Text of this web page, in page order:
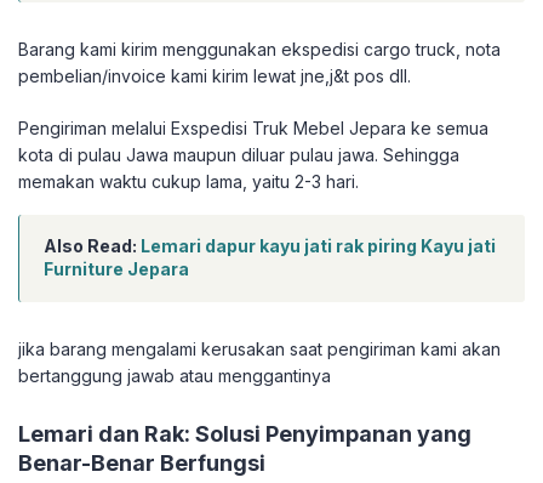
Barang kami kirim menggunakan ekspedisi cargo truck, nota
pembelian/invoice kami kirim lewat jne,j&t pos dll.
Pengiriman melalui Exspedisi Truk Mebel Jepara ke semua
kota di pulau Jawa maupun diluar pulau jawa. Sehingga
memakan waktu cukup lama, yaitu 2-3 hari.
Also Read: Lemari dapur kayu jati rak piring Kayu jati
Furniture Jepara
jika barang mengalami kerusakan saat pengiriman kami akan
bertanggung jawab atau menggantinya
Lemari dan Rak: Solusi Penyimpanan yang
Benar-Benar Berfungsi